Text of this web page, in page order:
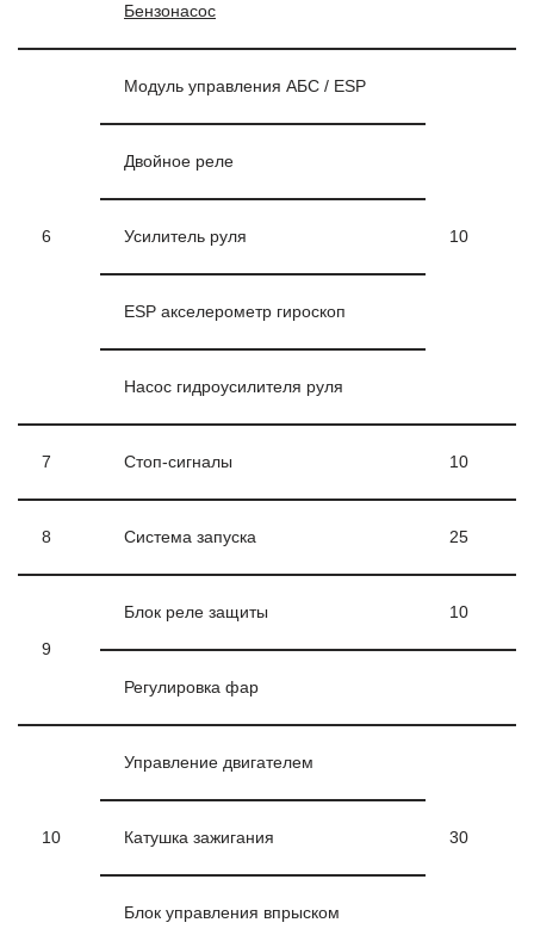
Бензонасос
6
Модуль управления АБС / ESP
10
Двойное реле
Усилитель руля
ESP акселерометр гироскоп
Насос гидроусилителя руля
7 Стоп-сигналы 10
8 Система запуска 25
9
Блок реле защиты 10
Регулировка фар
10
Управление двигателем
30
Катушка зажигания
Блок управления впрыском